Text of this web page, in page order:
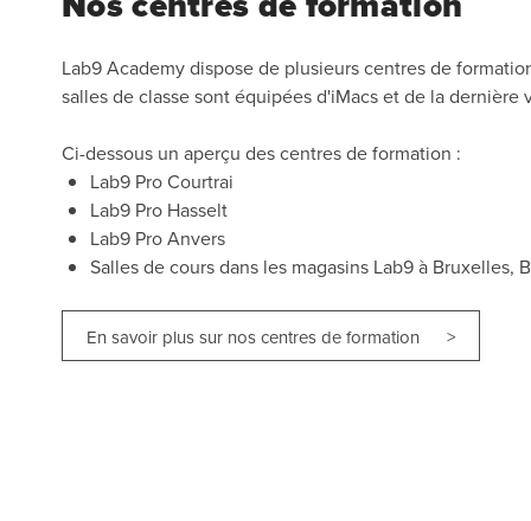
Lab9 Academy dispose de plusieurs centres de
salles de classe sont équipées d'iMacs et de la dernière
Ci-dessous un aperçu des centres de formation :
Lab9 Pro Courtrai
Lab9 Pro Hasselt
Lab9 Pro Anvers
Salles de cours dans les magasins Lab9 à Bruxelles,
En savoir plus sur nos centres de formation >